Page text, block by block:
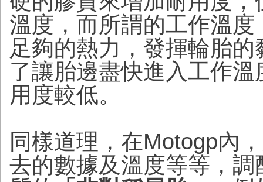
溫度，而所謂的工作溫
足夠的熱力，發揮輪胎
了讓胎邊盡快進入工作
用度較低。
同樣道理，在Motogp內
去的數據及溫度等等，